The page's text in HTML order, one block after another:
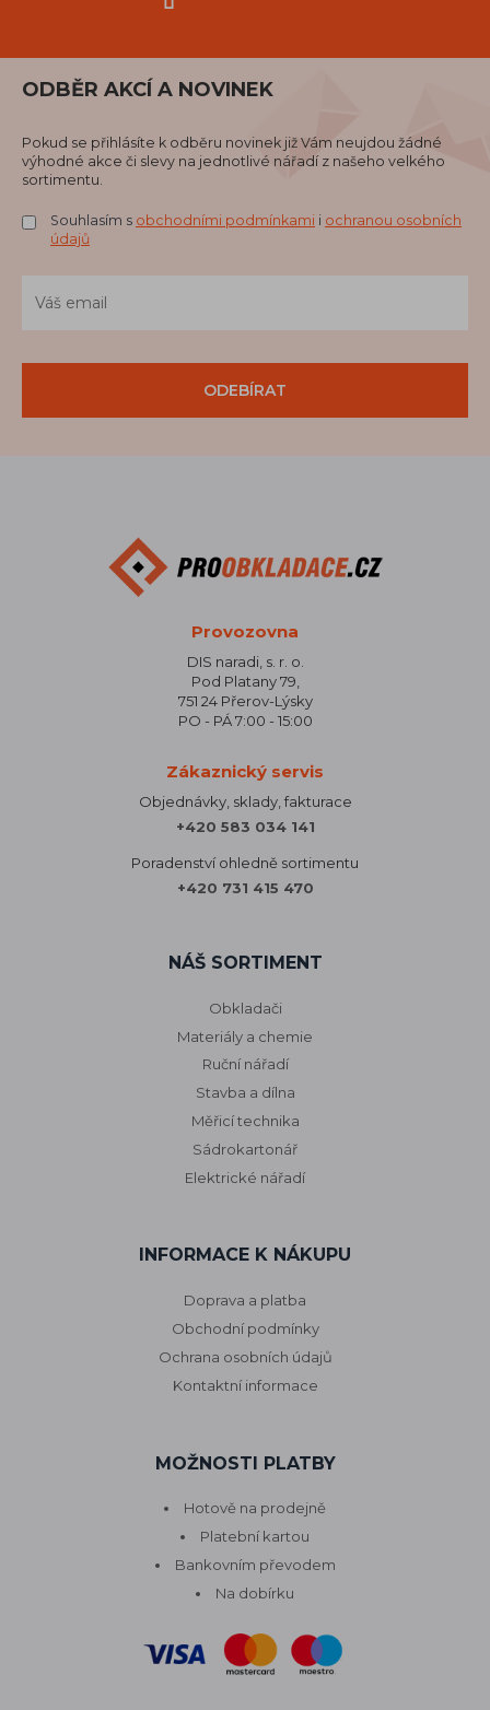
ODBĚR AKCÍ A NOVINEK
Pokud se přihlásíte k odběru novinek již Vám neujdou žádné
výhodné akce či slevy na jednotlivé nářadí z našeho velkého
sortimentu.
Souhlasím s obchodními podmínkami i ochranou osobních
údajů
ODEBÍRAT
Provozovna
DIS naradi, s. r. o.
Pod Platany 79,
751 24 Přerov-Lýsky
PO - PÁ 7:00 - 15:00
Zákaznický servis
Objednávky, sklady, fakturace
+420 583 034 141
Poradenství ohledně sortimentu
+420 731 415 470
NÁŠ SORTIMENT
Obkladači
Materiály a chemie
Ruční nářadí
Stavba a dílna
Měřicí technika
Sádrokartonář
Elektrické nářadí
INFORMACE K NÁKUPU
Doprava a platba
Obchodní podmínky
Ochrana osobních údajů
Kontaktní informace
MOŽNOSTI PLATBY
Hotově na prodejně
Platební kartou
Bankovním převodem
Na dobírku